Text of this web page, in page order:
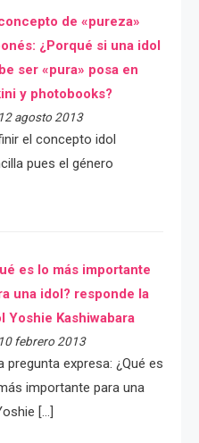
de «pureza»
¿Porqué si una idol
ser «pura» posa en
y photobooks?
agosto 2013
el concepto idol
pues el género
es lo más importante
una idol? responde la
Yoshie Kashiwabara
febrero 2013
pregunta expresa: ¿Qué es
importante para una
[…]